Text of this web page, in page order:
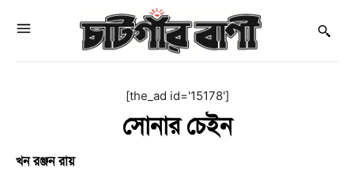
[the_ad id='15178']
সোনার চেইন
খন রঞ্জন রায়